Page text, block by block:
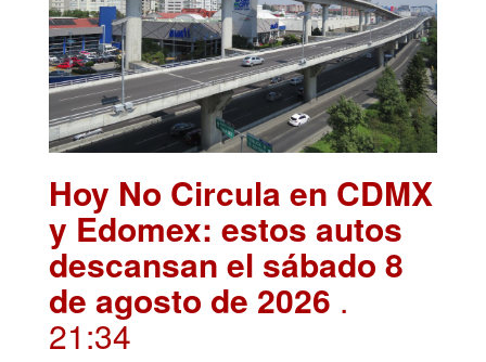
Hoy No Circula en CDMX
y Edomex: estos autos
descansan el sábado 8
de agosto de 2026 .
21:34